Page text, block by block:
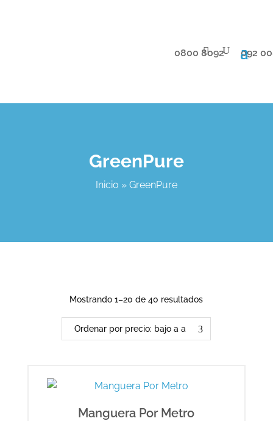
0800 8092 092
GreenPure
Inicio » GreenPure
Mostrando 1–20 de 40 resultadosOrdenado
por
precio:
Manguera Por Metro